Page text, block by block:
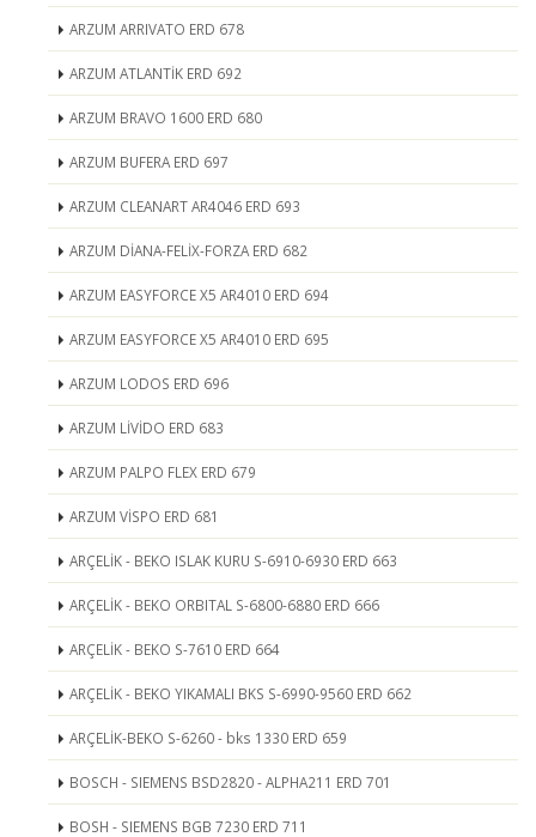
ARZUM ARRIVATO ERD 678
ARZUM ATLANTİK ERD 692
ARZUM BRAVO 1600 ERD 680
ARZUM BUFERA ERD 697
ARZUM CLEANART AR4046 ERD 693
ARZUM DİANA-FELİX-FORZA ERD 682
ARZUM EASYFORCE X5 AR4010 ERD 694
ARZUM EASYFORCE X5 AR4010 ERD 695
ARZUM LODOS ERD 696
ARZUM LİVİDO ERD 683
ARZUM PALPO FLEX ERD 679
ARZUM VİSPO ERD 681
ARÇELİK - BEKO ISLAK KURU S-6910-6930 ERD 663
ARÇELİK - BEKO ORBITAL S-6800-6880 ERD 666
ARÇELİK - BEKO S-7610 ERD 664
ARÇELİK - BEKO YIKAMALI BKS S-6990-9560 ERD 662
ARÇELİK-BEKO S-6260 - bks 1330 ERD 659
BOSCH - SIEMENS BSD2820 - ALPHA211 ERD 701
BOSH - SIEMENS BGB 7230 ERD 711